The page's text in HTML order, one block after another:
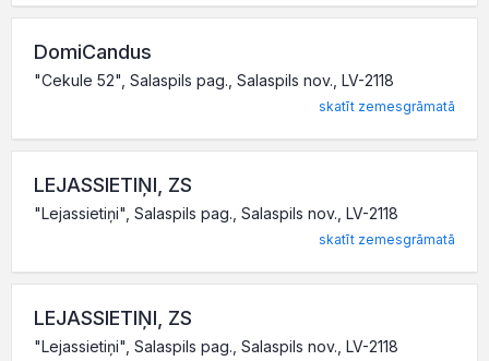
DomiCandus
"Cekule 52", Salaspils pag., Salaspils nov., LV-2118
skatīt zemesgrāmatā
LEJASSIETIŅI, ZS
"Lejassietiņi", Salaspils pag., Salaspils nov., LV-2118
skatīt zemesgrāmatā
LEJASSIETIŅI, ZS
"Lejassietiņi", Salaspils pag., Salaspils nov., LV-2118